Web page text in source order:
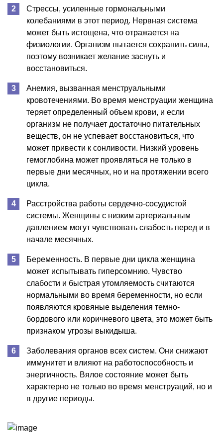
Стрессы, усиленные гормональными
колебаниями в этот период. Нервная система
может быть истощена, что отражается на
физиологии. Организм пытается сохранить силы,
поэтому возникает желание заснуть и
восстановиться.
Анемия, вызванная менструальными
кровотечениями. Во время менструации женщина
теряет определенный объем крови, и если
организм не получает достаточно питательных
веществ, он не успевает восстановиться, что
может привести к сонливости. Низкий уровень
гемоглобина может проявляться не только в
первые дни месячных, но и на протяжении всего
цикла.
Расстройства работы сердечно-сосудистой
системы. Женщины с низким артериальным
давлением могут чувствовать слабость перед и в
начале месячных.
Беременность. В первые дни цикла женщина
может испытывать гиперсомнию. Чувство
слабости и быстрая утомляемость считаются
нормальными во время беременности, но если
появляются кровяные выделения темно-
бордового или коричневого цвета, это может быть
признаком угрозы выкидыша.
Заболевания органов всех систем. Они снижают
иммунитет и влияют на работоспособность и
энергичность. Вялое состояние может быть
характерно не только во время менструаций, но и
в другие периоды.